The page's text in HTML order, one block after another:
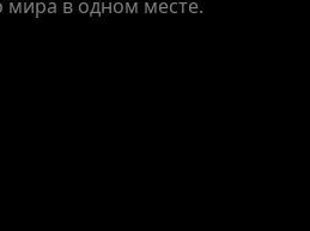
мира в одном месте.